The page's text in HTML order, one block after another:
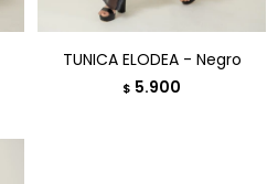
TUNICA ELODEA - Negro
$ 5.900